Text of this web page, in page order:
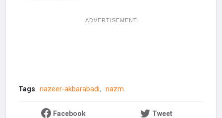
ADVERTISEMENT
Tags nazeer-akbarabadi nazm
Facebook Tweet